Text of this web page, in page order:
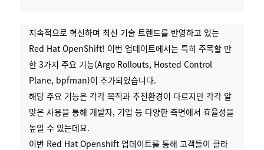
지속적으로 혁신하며 최신 기술 트렌드를 반영하고 있는
Red Hat OpenShift! 이번 업데이트에서는 특히 주목할 만
한 3가지 주요 기능(Argo Rollouts, Hosted Control
Plane, bpfman)이 추가되었습니다.
해당 주요 기능은 각각 목적과 추천환경이 다르지만 각각 알
맞은 사용을 통해 개발자, 기업 등 다양한 측면에서 효율성을
높일 수 있는데요.
이번 Red Hat Openshift 업데이트를 통해 고객들이 클라